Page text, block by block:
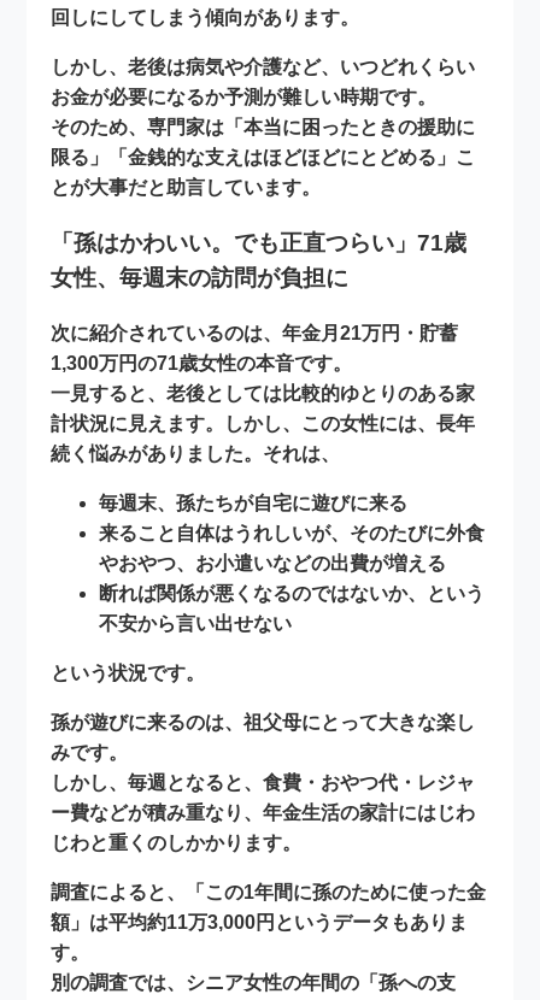
回しにしてしまう傾向があります。
しかし、老後は病気や介護など、いつどれくらい
お金が必要になるか予測が難しい時期です。
そのため、専門家は「本当に困ったときの援助に
限る」「金銭的な支えはほどほどにとどめる」こ
とが大事だと助言しています。
「孫はかわいい。でも正直つらい」71歳
女性、毎週末の訪問が負担に
次に紹介されているのは、年金月21万円・貯蓄
1,300万円の71歳女性の本音です。
一見すると、老後としては比較的ゆとりのある家
計状況に見えます。しかし、この女性には、長年
続く悩みがありました。それは、
毎週末、孫たちが自宅に遊びに来る
来ること自体はうれしいが、そのたびに外食
やおやつ、お小遣いなどの出費が増える
断れば関係が悪くなるのではないか、という
不安から言い出せない
という状況です。
孫が遊びに来るのは、祖父母にとって大きな楽し
みです。
しかし、毎週となると、食費・おやつ代・レジャ
ー費などが積み重なり、年金生活の家計にはじわ
じわと重くのしかかります。
調査によると、「この1年間に孫のために使った金
額」は平均約11万3,000円 というデータもありま
す。
別の調査では、シニア女性の年間の「孫への支